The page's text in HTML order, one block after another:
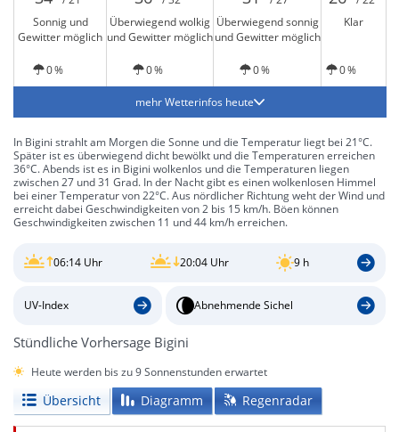
Sonnig und
Gewitter möglich
Überwiegend wolkig
und Gewitter möglich
Überwiegend sonnig
und Gewitter möglich
Klar
0 % 0 % 0 % 0 %
mehr Wetterinfos heute
In Bigini strahlt am Morgen die Sonne und die Temperatur liegt bei 21°C.
Später ist es überwiegend dicht bewölkt und die Temperaturen erreichen
36°C. Abends ist es in Bigini wolkenlos und die Temperaturen liegen
zwischen 27 und 31 Grad. In der Nacht gibt es einen wolkenlosen Himmel
bei einer Temperatur von 22°C. Aus nördlicher Richtung weht der Wind und
erreicht dabei Geschwindigkeiten von 2 bis 15 km/h. Böen können
Geschwindigkeiten zwischen 11 und 44 km/h erreichen.
06:14 Uhr 20:04 Uhr 9 h
UV-Index Abnehmende Sichel
Stündliche Vorhersage Bigini
Heute werden bis zu 9 Sonnenstunden erwartet
Übersicht Diagramm Regenradar